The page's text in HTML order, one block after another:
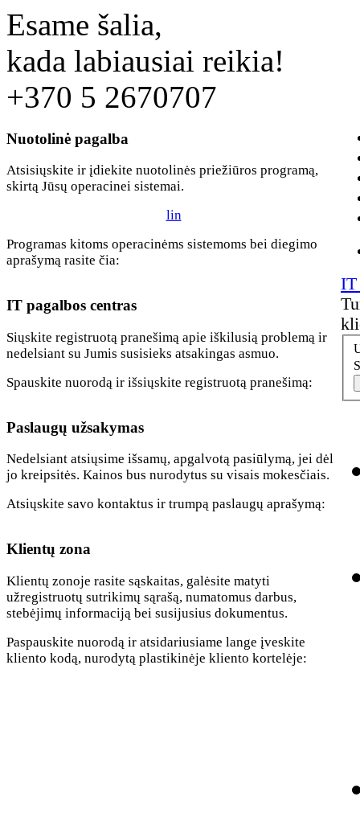
Esame šalia,
kada labiausiai reikia!
+370 5 2670707
Nuotolinė pagalba
Atsisiųskite ir įdiekite nuotolinės priežiūros programą,
skirtą Jūsų operacinei sistemai.
lin
Programas kitoms operacinėms sistemoms bei diegimo
aprašymą rasite čia:
IT pagalbos centras
Siųskite registruotą pranešimą apie iškilusią problemą ir
nedelsiant su Jumis susisieks atsakingas asmuo.
Spauskite nuorodą ir išsiųskite registruotą pranešimą:
Paslaugų užsakymas
Nedelsiant atsiųsime išsamų, apgalvotą pasiūlymą, jei dėl
jo kreipsitės. Kainos bus nurodytus su visais mokesčiais.
Atsiųskite savo kontaktus ir trumpą paslaugų aprašymą:
Klientų zona
Klientų zonoje rasite sąskaitas, galėsite matyti
užregistruotų sutrikimų sąrašą, numatomus darbus,
stebėjimų informaciją bei susijusius dokumentus.
Paspauskite nuorodą ir atsidariusiame lange įveskite
kliento kodą, nurodytą plastikinėje kliento kortelėje:
IT